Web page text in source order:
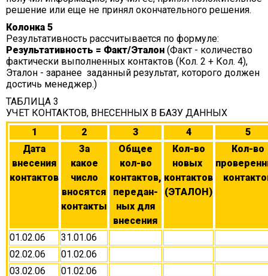
решение или еще не принял окончательного решения.
Колонка 5
Результативность рассчитывается по формуле:
Результативность = Факт/Эталон (Факт - количество
фактически выполненных контактов (Кол. 2 + Кол. 4),
Эталон - заранее заданный результат, которого должен
достичь менеджер.)
ТАБЛИЦА 3
УЧЕТ КОНТАКТОВ, ВНЕСЕННЫХ В БАЗУ ДАННЫХ
1
2 3 4
5
Дата
внесения
контактов
За
какое
число
вносятся
контакты
Общее
кол-во
контактов,
передан-
ных для
внесения
Кол-во
новых
контактов
(ЭТАЛОН)
Кол-во
01.02.06
31.01.06
02.02.06
01.02.06
03.02.06
01.02.06